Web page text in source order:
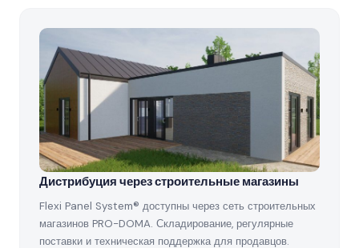
Дистрибуция через строительные магазины
Flexi Panel System® доступны через сеть строительных
магазинов PRO-DOMA. Складирование, регулярные
поставки и техническая поддержка для продавцов.